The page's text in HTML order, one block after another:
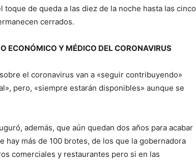
de queda a las diez de la noche hasta las cinco
cerrados.
ECONÓMICO Y MÉDICO DEL CORONAVIRUS
el coronavirus van a «seguir contribuyendo»
pero, «siempre estarán disponibles» aunque se
además, que aún quedan dos años para acabar
hay más de 100 brotes, de los que la gobernadora
comerciales y restaurantes pero si en las